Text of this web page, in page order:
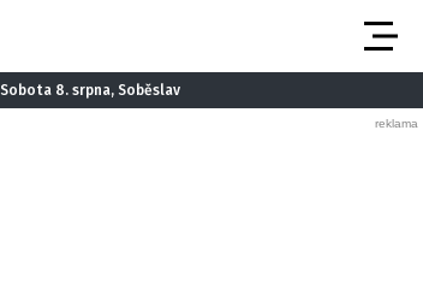
Sobota 8. srpna, Soběslav